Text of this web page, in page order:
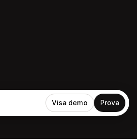
Visa demo Prova